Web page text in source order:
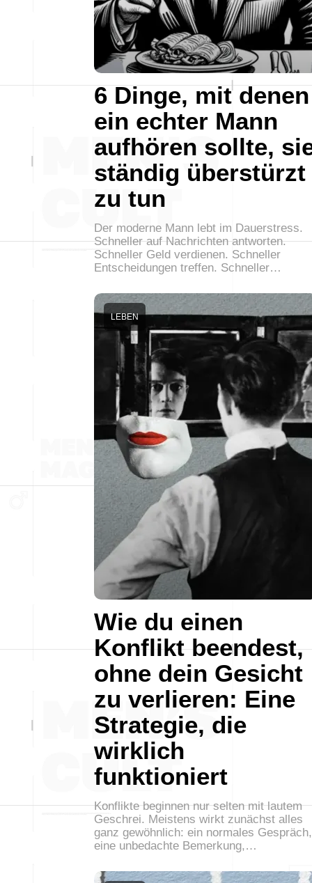
6 Dinge, mit denen
ein echter Mann
aufhören sollte,
ständig überstürzt
zu tun
Der moderne Mann lebt im Dauerstress.
Schneller auf Nachrichten antworten.
Schneller Geld verdienen. Schneller
Entscheidungen treffen. Schneller…
Wie du einen
Konflikt beendest,
ohne dein Gesicht
zu verlieren: Eine
Strategie, die
wirklich
funktioniert
LEBEN
Konflikte beginnen nur selten mit lautem
Geschrei. Meistens wirkt zunächst alles
ganz gewöhnlich: ein normales Gespräch,
eine unbedachte Bemerkung,…